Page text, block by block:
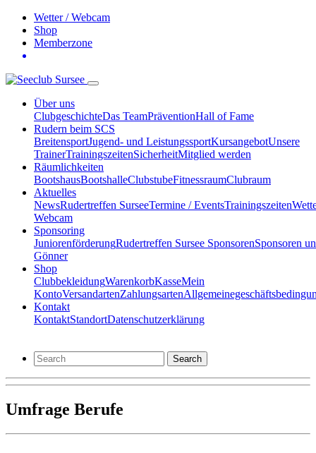
Wetter / Webcam
Shop
Memberzone
Über uns
ClubgeschichteDas TeamPräventionHall of Fame
Rudern beim SCS
BreitensportJugend- und LeistungssportKursangebotUnsere
TrainerTrainingszeitenSicherheitMitglied werden
Räumlichkeiten
BootshausBootshalleClubstubeFitnessraumClubraum
Aktuelles
NewsRudertreffen SurseeTermine / EventsTrainingszeiten
Webcam
Sponsoring
JuniorenförderungRudertreffen Sursee SponsorenSponsoren
Gönner
Shop
ClubbekleidungWarenkorbKasseMein
KontoVersandartenZahlungsarten
Kontakt
KontaktStandortDatenschutzerklärung
Search
Umfrage Berufe